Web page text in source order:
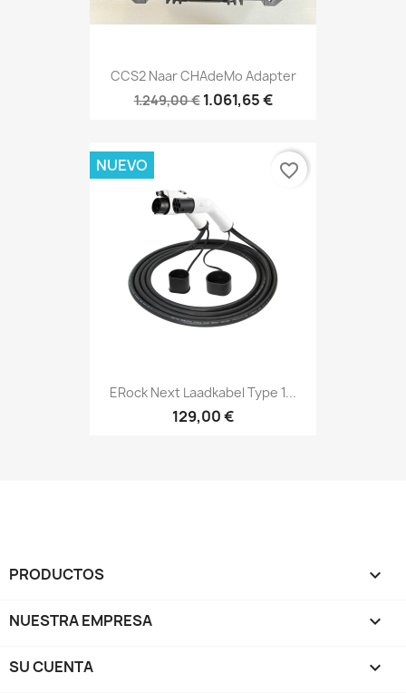
CCS2 Naar CHAdeMo Adapter
1.249,00 € 1.061,65 €
ERock Next Laadkabel Type 1...
129,00 €
NUEVO favorite_border
PRODUCTOS 
NUESTRA EMPRESA 
SU CUENTA 